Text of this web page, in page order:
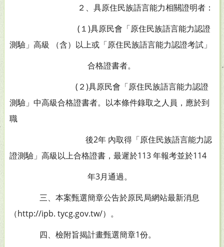
２、具原住民族語言能力相關證明者：
(１)具原民會「原住民族語言能力認證
測驗」高級 （含）以上或「原住民族語言能力認證考試」
合格證書者。
(２)具原民會「原住民族語言能力認證
測驗」中高級合格證書者。以本條件錄取之人員，應於到
職
後2年 內取得「原住民族語言能力認
證測驗」高級以上合格證書，最遲於113 年報考並於114
年3月通過。
三、本案甄選簡章公告於原民局網站最新消息
（http://ipb. tycg.gov.tw/）。
四、檢附旨揭計畫甄選簡章1份。